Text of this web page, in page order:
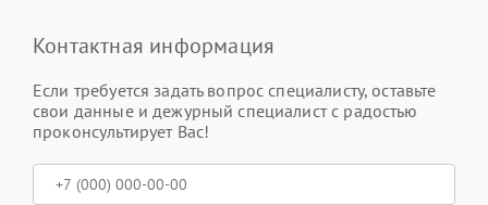
Контактная информация
Если требуется задать вопрос специалисту, оставьте
свои данные и дежурный специалист с радостью
проконсультирует Вас!